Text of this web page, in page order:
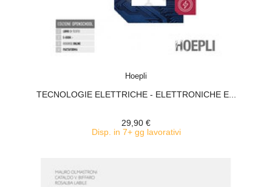
Hoepli
TECNOLOGIE ELETTRICHE - ELETTRONICHE E...
29,90 €
Disp. in 7+ gg lavorativi